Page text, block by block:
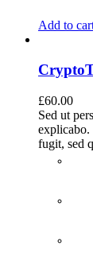
Add to
£60.00
Sed ut
explicabo.
fugit, sed